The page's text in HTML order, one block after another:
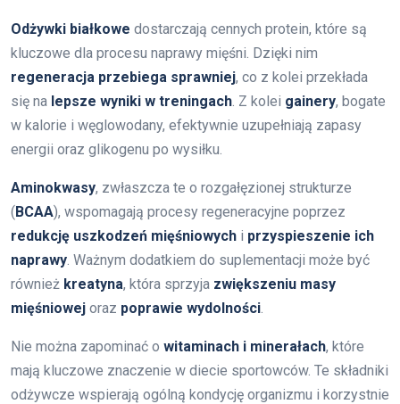
Odżywki białkowe dostarczają cennych protein, które są
kluczowe dla procesu naprawy mięśni. Dzięki nim
regeneracja przebiega sprawniej, co z kolei przekłada
się na lepsze wyniki w treningach. Z kolei gainery, bogate
w kalorie i węglowodany, efektywnie uzupełniają zapasy
energii oraz glikogenu po wysiłku.
Aminokwasy, zwłaszcza te o rozgałęzionej strukturze
(BCAA), wspomagają procesy regeneracyjne poprzez
redukcję uszkodzeń mięśniowych i przyspieszenie ich
naprawy. Ważnym dodatkiem do suplementacji może być
również kreatyna, która sprzyja zwiększeniu masy
mięśniowej oraz poprawie wydolności.
Nie można zapominać o witaminach i minerałach, które
mają kluczowe znaczenie w diecie sportowców. Te składniki
odżywcze wspierają ogólną kondycję organizmu i korzystnie